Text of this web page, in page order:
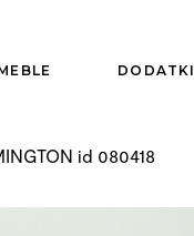
DODATKI
id 080418